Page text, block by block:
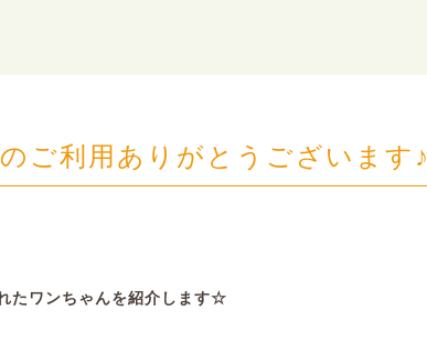
ご利用ありがとうございます♪
たワンちゃんを紹介します☆